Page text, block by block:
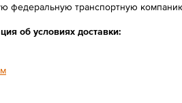
федеральную транспортную
об условиях доставки: